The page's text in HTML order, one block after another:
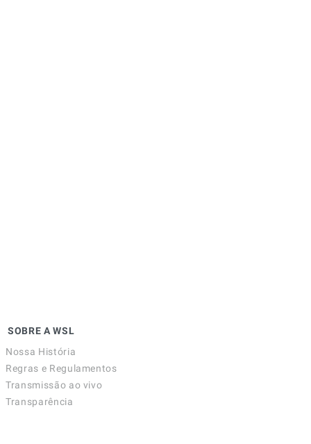
SOBRE A WSL
Nossa História
Regras e Regulamentos
Transmissão ao vivo
Transparência